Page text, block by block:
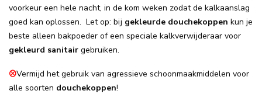
voorkeur een hele nacht, in de kom weken zodat de kalkaanslag
goed kan oplossen. Let op: bij gekleurde douchekoppen kun je
beste alleen bakpoeder of een speciale kalkverwijderaar voor
gekleurd sanitair gebruiken.
⮾Vermijd het gebruik van agressieve schoonmaakmiddelen voor
alle soorten douchekoppen!